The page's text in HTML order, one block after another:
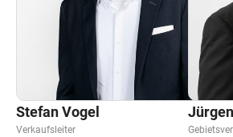
Stefan Vogel
Verkaufsleiter